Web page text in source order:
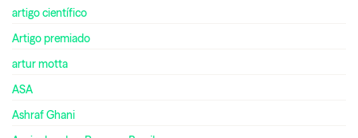
artigo científico
Artigo premiado
artur motta
ASA
Ashraf Ghani